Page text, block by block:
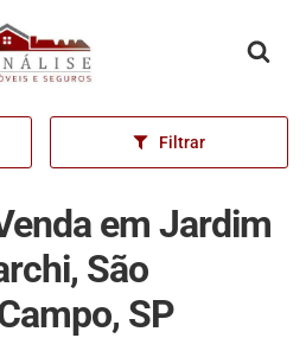
inicial
Filtrar
em Jardim
São
SP